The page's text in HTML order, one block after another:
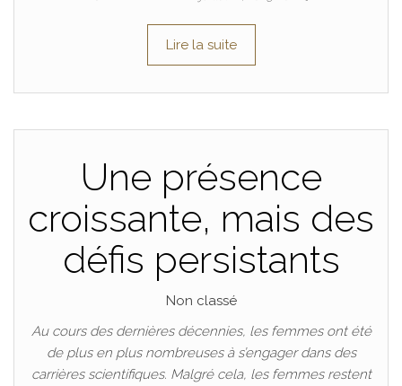
Lire la suite
Une présence
croissante, mais des
défis persistants
Non classé
Au cours des dernières décennies, les femmes ont été
de plus en plus nombreuses à s’engager dans des
carrières scientifiques. Malgré cela, les femmes restent